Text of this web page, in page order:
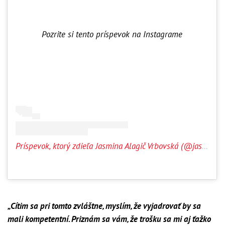
Pozrite si tento príspevok na Instagrame
Príspevok, ktorý zdieľa Jasmina Alagič Vrbovská (@jasmina_alagic)
„Cítim sa pri tomto zvláštne, myslím, že vyjadrovať by sa
mali kompetentní. Priznám sa vám, že trošku sa mi aj ťažko